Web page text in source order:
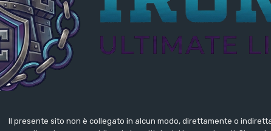
Il presente sito non è collegato in alcun modo, direttamente o